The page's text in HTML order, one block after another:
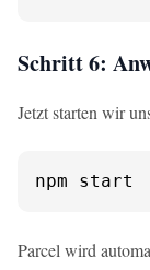
Schritt 6:
Jetzt starten wir
npm start
Parcel wird